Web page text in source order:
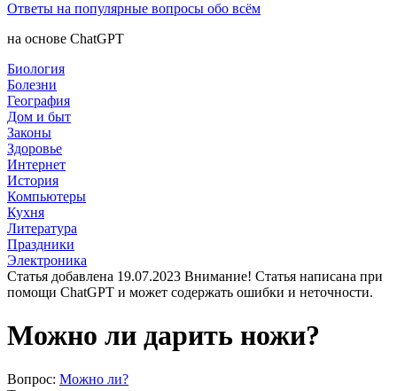
Ответы на популярные вопросы обо всём
на основе ChatGPT
Биология
Болезни
География
Дом и быт
Законы
Здоровье
Интернет
История
Компьютеры
Кухня
Литература
Праздники
Электроника
Статья добавлена 19.07.2023 Внимание! Статья написана при
помощи ChatGPT и может содержать ошибки и неточности.
Можно ли дарить ножи?
Вопрос: Можно ли?